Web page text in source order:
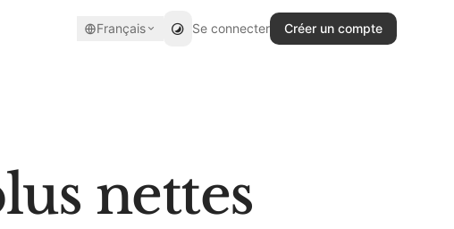
Français Se connecter Créer un compte
nettes